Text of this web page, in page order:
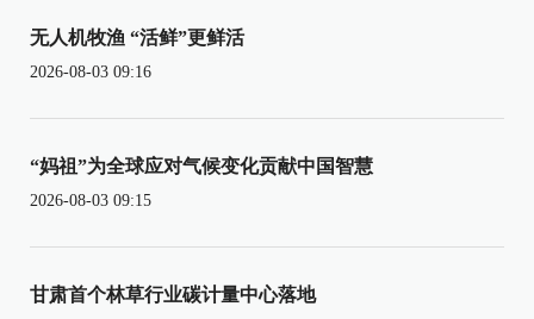
无人机牧渔 “活鲜”更鲜活
2026-08-03 09:16
“妈祖”为全球应对气候变化贡献中国智慧
2026-08-03 09:15
甘肃首个林草行业碳计量中心落地